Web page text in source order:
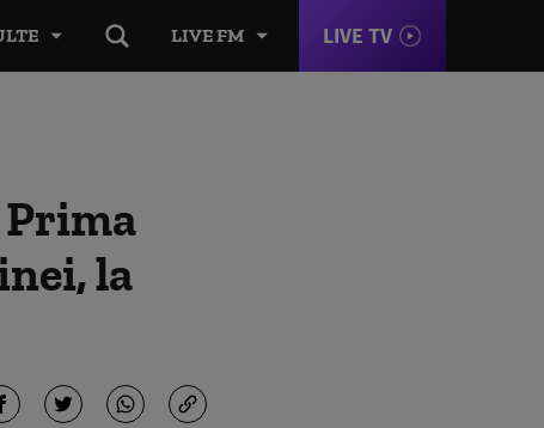
LIVE FM LIVE TV
Prima
la